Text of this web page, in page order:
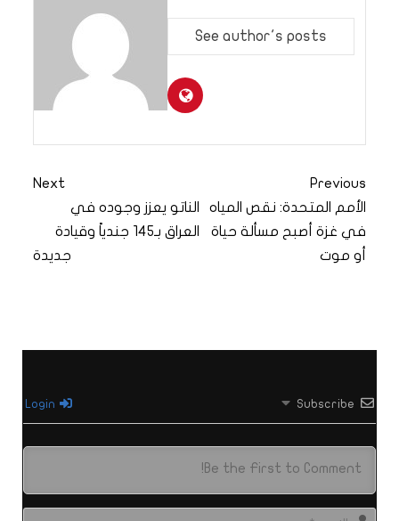
See author's posts
Previous
الأمم المتحدة: نقص المياه
في غزة أصبح مسألة حياة
أو موت
Next
الناتو يعزز وجوده في
العراق بـ145 جندياً وقيادة
جديدة
Subscribe